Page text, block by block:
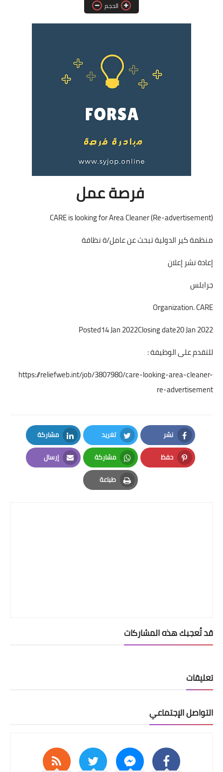
فرص عمل في العراق
فرص عمل في السودان
دورات تدريبية
الحجم
فرصة عمل
CARE is looking for Area Cleaner (Re-advertisement)
منظمة كير الدولية تبحث عن عامل/ة نظافة
إعادة نشر إعلان
جرابلس
Organization. CARE
Posted14 Jan 2022Closing date20 Jan 2022
للتقدم على الوظيفة :
https://reliefweb.int/job/3807980/care-looking-area-cleaner-
re-advertisement
نشر
Facebook
تغريد
Twitter
مشاركة
LinkedIn
حفظ
Pinterest
مشاركة
Whatsapp
إرسال
Email
طباعة
Print
قد تُعجبك هذه المشاركات
تعليقات
التواصل الإجتماعي